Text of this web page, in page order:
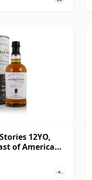
12YO,
of American